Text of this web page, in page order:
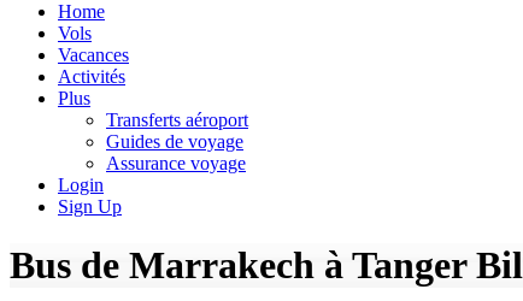
Home
Vols
Vacances
Activités
Plus
Transferts aéroport
Guides de voyage
Assurance voyage
Login
Sign Up
Bus de Marrakech à Tanger